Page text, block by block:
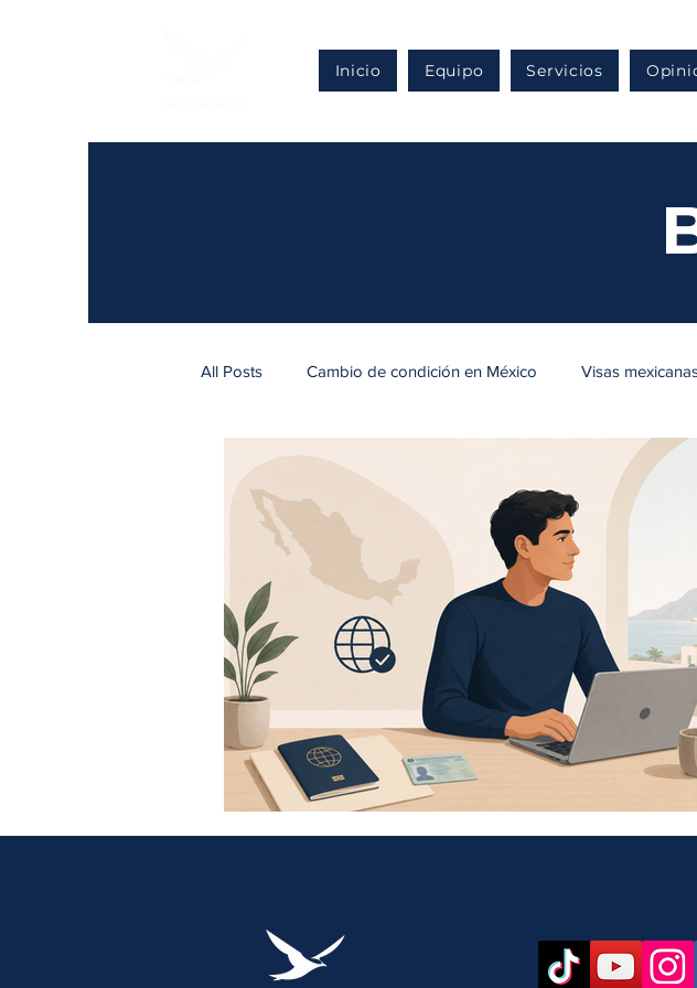
Inicio Equipo Servicios
All Posts Cambio de condición en México Visas
Regularización en México Defensa migratoria en México
Otros trámites migratorios legales Ingreso a México
Inversión extranjera